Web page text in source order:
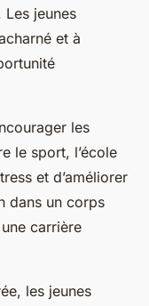
jeunes
et à
les
le sport, l’école
et d’améliorer
dans un corps
carrière
les jeunes